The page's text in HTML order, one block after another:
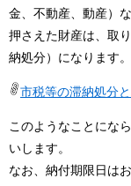
金、不動産、動産）
押さえた財産は、取
納処分）になります。
市税等の滞納処分
このようなことにな
いします。
なお、納付期限日は